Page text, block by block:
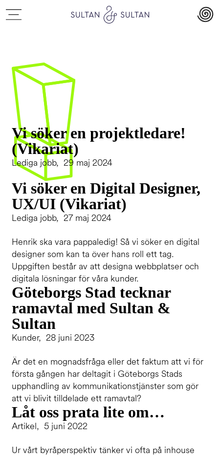
Vi söker en projektledare!
(Vikariat)
Lediga jobb, 29 maj 2024
Vi söker en Digital Designer,
UX/UI (Vikariat)
Lediga jobb, 27 maj 2024
Henrik ska vara pappaledig! Så vi söker en digital
designer som kan ta över hans roll ett tag.
Uppgiften består av att designa webbplatser och
digitala lösningar för våra kunder.
Göteborgs Stad tecknar
ramavtal med Sultan &
Sultan
Kunder, 28 juni 2023
Är det en mognadsfråga eller det faktum att vi för
första gången har deltagit i Göteborgs Stads
upphandling av kommunikationstjänster som gör
att vi blivit tilldelade ett ramavtal?
Låt oss prata lite om…
Artikel, 5 juni 2022
Ur vårt byråperspektiv tänker vi ofta på inhouse